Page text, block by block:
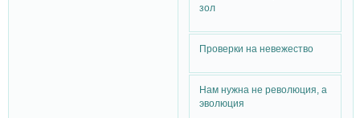
зол
Проверки на невежество
Нам нужна не революция, а
эволюция